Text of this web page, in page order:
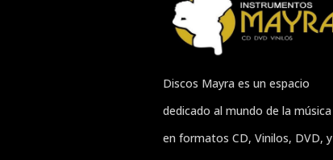
Discos Mayra es un espacio
dedicado al mundo de la música
en formatos CD, Vinilos, DVD, y